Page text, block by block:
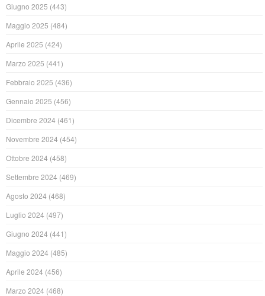
Giugno 2025 (443)
Maggio 2025 (484)
Aprile 2025 (424)
Marzo 2025 (441)
Febbraio 2025 (436)
Gennaio 2025 (456)
Dicembre 2024 (461)
Novembre 2024 (454)
Ottobre 2024 (458)
Settembre 2024 (469)
Agosto 2024 (468)
Luglio 2024 (497)
Giugno 2024 (441)
Maggio 2024 (485)
Aprile 2024 (456)
Marzo 2024 (468)